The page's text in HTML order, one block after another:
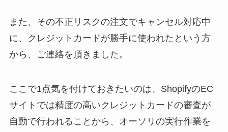
また、その不正リスクの注文でキャンセル対応中
に、クレジットカードが勝手に使われたという方
から、ご連絡を頂きました。
ここで1点気を付けておきたいのは、ShopifyのEC
サイトでは精度の高いクレジットカードの審査が
自動で行われることから、オーソリの実行作業を